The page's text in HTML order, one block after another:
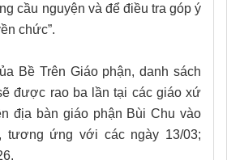
cầu nguyện và để điều tra góp ý
chức”.
Bề Trên Giáo phận, danh sách
được rao ba lần tại các giáo xứ
địa bàn giáo phận Bùi Chu vào
tương ứng với các ngày 13/03;